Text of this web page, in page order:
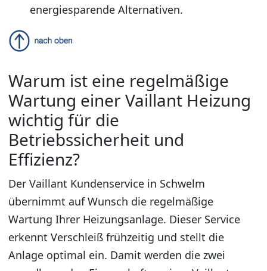
energiesparende Alternativen.
Warum ist eine regelmäßige
Wartung einer Vaillant Heizung
wichtig für die
Betriebssicherheit und
Effizienz?
Der Vaillant Kundenservice in Schwelm
übernimmt auf Wunsch die regelmäßige
Wartung Ihrer Heizungsanlage. Dieser Service
erkennt Verschleiß frühzeitig und stellt die
Anlage optimal ein. Damit werden die zwei